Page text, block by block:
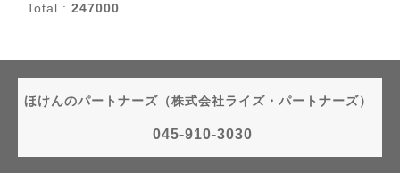
Total : 247000
ほけんのパートナーズ（株式会社ライズ・パートナーズ）
045-910-3030